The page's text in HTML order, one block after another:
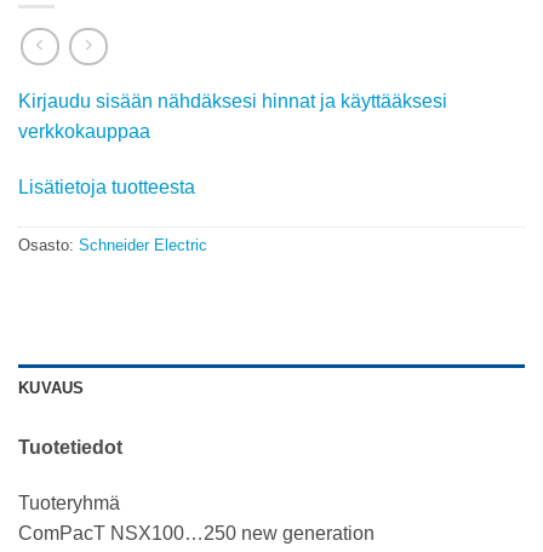
Kirjaudu sisään nähdäksesi hinnat ja käyttääksesi
verkkokauppaa
Lisätietoja tuotteesta
Osasto: Schneider Electric
KUVAUS
Tuotetiedot
Tuoteryhmä
ComPacT NSX100…250 new generation